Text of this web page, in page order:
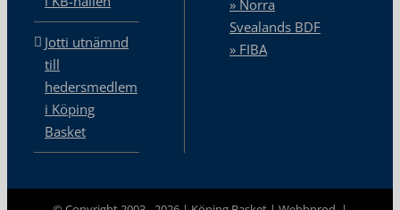
Jotti utnämnd
till
hedersmedlem
i Köping
Basket
» Norra
Svealands BDF
» FIBA